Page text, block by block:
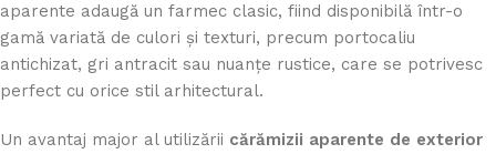
aparente adaugă un farmec clasic, fiind disponibilă într-o
gamă variată de culori și texturi, precum portocaliu
antichizat, gri antracit sau nuanțe rustice, care se potrivesc
perfect cu orice stil arhitectural.
Un avantaj major al utilizării cărămizii aparente de exterior